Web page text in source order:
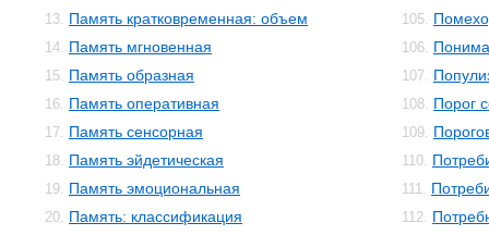
13. Память кратковременная: объем
14. Память мгновенная
15. Память образная
16. Память оперативная
17. Память сенсорная
18. Память эйдетическая
19. Память эмоциональная
20. Память: классификация
105.
106.
107.
108. Порог
109.
110.
111.
112.